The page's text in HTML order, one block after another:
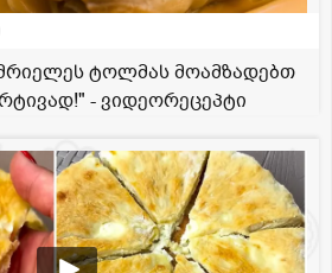
ტოლმას მოამზადებთ
- ვიდეორეცეპტი